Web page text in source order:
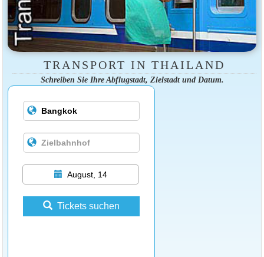
TRANSPORT IN THAILAND
Schreiben Sie Ihre Abflugstadt, Zielstadt und Datum.
August, 14
Tickets suchen